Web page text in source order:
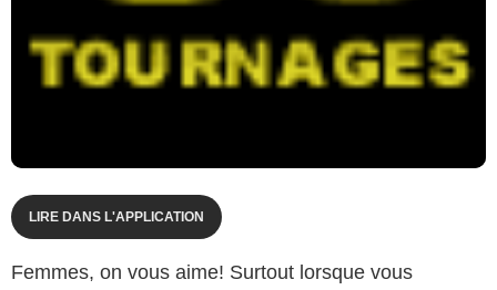
LIRE DANS L'APPLICATION
Femmes, on vous aime! Surtout lorsque vous